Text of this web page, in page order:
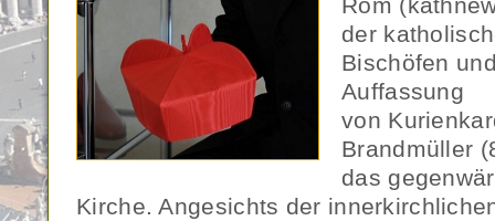
der
Bischöfen
Auffassung
von
Brandmüller
das
Kirche. Angesichts der